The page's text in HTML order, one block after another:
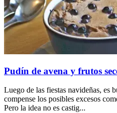
Pudín de avena y frutos
Luego de las fiestas navideñas, es
compense los posibles excesos
Pero la idea no es castig...